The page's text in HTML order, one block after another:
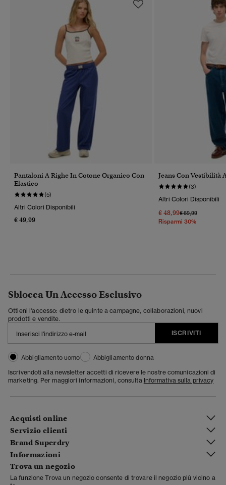
Pantaloni A Righe In Cotone Organico Con
Elastico
(5)
Altri Colori Disponibili
€ 49,99
Jeans Con Vestibilità
(3)
Altri Colori Disponibili
€ 48,99Prezzo Ridotto Da
€ 69,99A
Risparmi 30%
Sblocca Un Accesso Esclusivo
Ottieni l'accesso: dietro le quinte a campagne, collaborazioni, nuovi
prodotti e vendite.
ISCRIVITI
Abbigliamento uomo
Abbigliamento donna
Iscrivendoti alla newsletter accetti di ricevere le nostre comunicazioni di
marketing. Per maggiori informazioni, consulta Informativa sulla privacy
Acquisti online
Servizio clienti
Brand Superdry
Informazioni
Trova un negozio
La funzione Trova un negozio consente di trovare il negozio più vicino a